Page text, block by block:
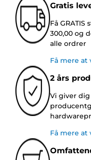
Gratis
Få
300,00 og
alle ordrer
Få mere
2 års
Vi giver
Få mere at